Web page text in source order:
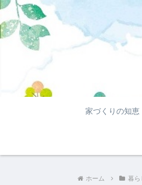
家づくりの知恵
ホーム 暮ら